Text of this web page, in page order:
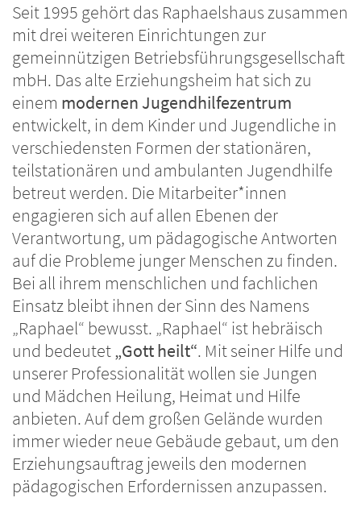
Seit 1995 gehört das Raphaelshaus zusammen
mit drei weiteren Einrichtungen zur
gemeinnützigen Betriebsführungsgesellschaft
mbH. Das alte Erziehungsheim hat sich zu
einem modernen Jugendhilfezentrum
entwickelt, in dem Kinder und Jugendliche in
verschiedensten Formen der stationären,
teilstationären und ambulanten Jugendhilfe
betreut werden. Die Mitarbeiter*innen
engagieren sich auf allen Ebenen der
Verantwortung, um pädagogische Antworten
auf die Probleme junger Menschen zu finden.
Bei all ihrem menschlichen und fachlichen
Einsatz bleibt ihnen der Sinn des Namens
„Raphael“ bewusst. „Raphael“ ist hebräisch
und bedeutet„Gott heilt“. Mit seiner Hilfe und
unserer Professionalität wollen sie Jungen
und Mädchen Heilung, Heimat und Hilfe
anbieten. Auf dem großen Gelände wurden
immer wieder neue Gebäude gebaut, um den
Erziehungsauftrag jeweils den modernen
pädagogischen Erfordernissen anzupassen.